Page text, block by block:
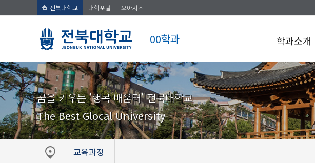
전북대학교 대학포털 오아시스
00학과 학과소개
꿈을 키우는 '행복 배움터' 전북대학교
The Best Glocal University
교육과정